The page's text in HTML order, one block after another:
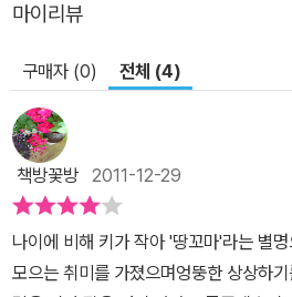
소시지를 훔쳐 입에 물고 미안해하는 표
자로서 선생님과 사람들에게 인정받기
미소는 보는 이의 마음까지 훈훈하게 한다.
마이리뷰
구매자 (0) 전체 (4)
책방꽃방 2011-12-29
나이에 비해 키가 작아 '땅꼬마'라는 별
모으는 취미를 가졌으며엉뚱한 상상하